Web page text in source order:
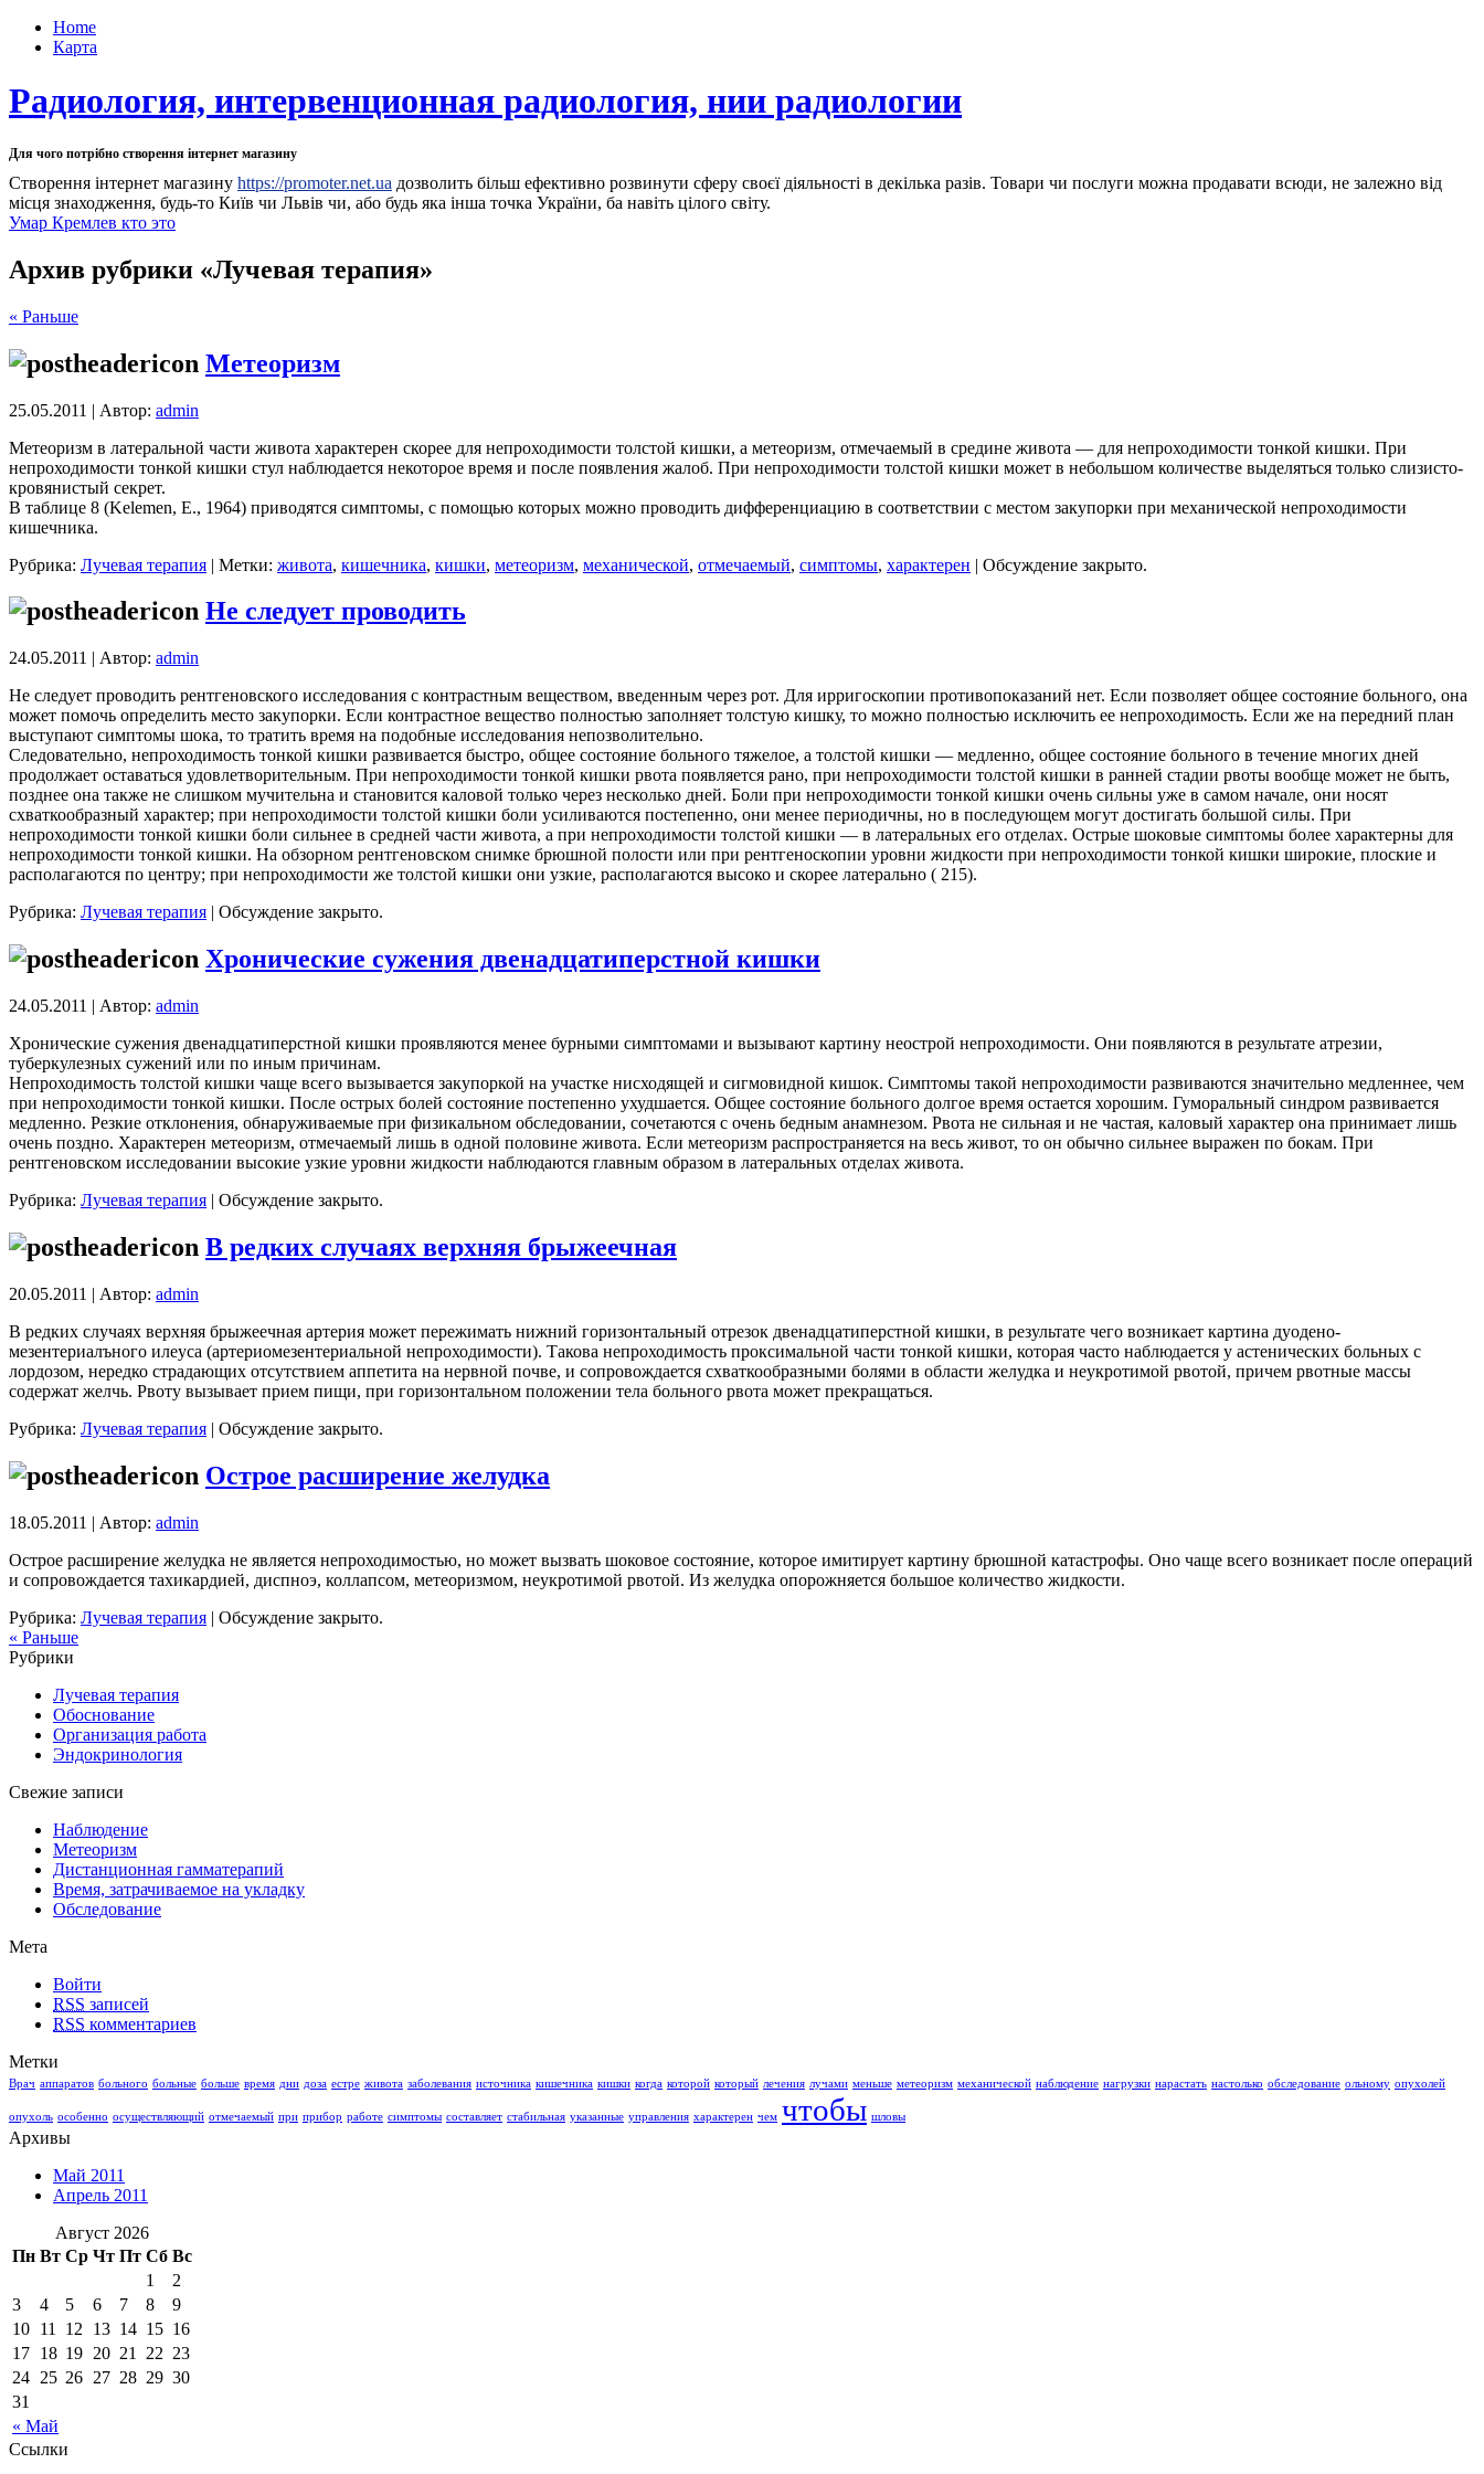
Home
Карта
Радиология, интервенционная радиология, нии радиологии
Для чого потрібно створення інтернет магазину
Створення інтернет магазину https://promoter.net.ua дозволить більш ефективно розвинути сферу своєї діяльності в декілька разів. Товари чи послуги можна продавати всюди, не залежно від
місця знаходження, будь-то Київ чи Львів чи, або будь яка інша точка України, ба навіть цілого світу.
Умар Кремлев кто это
Архив рубрики «Лучевая терапия»
« Раньше
Метеоризм
25.05.2011 | Автор: admin
Метеоризм в латеральной части живота характерен скорее для непроходимости толстой кишки, а метеоризм, отмечаемый в средине живота — для непроходимости тонкой кишки. При
непроходимости тонкой кишки стул наблюдается некоторое время и после появления жалоб. При непроходимости толстой кишки может в небольшом количестве выделяться только слизисто-
кровянистый секрет.
В таблице 8 (Kelemen, Е., 1964) приводятся симптомы, с помощью которых можно проводить дифференциацию в соответствии с местом закупорки при механической непроходимости
кишечника.
Рубрика: Лучевая терапия | Метки: живота, кишечника, кишки, метеоризм, механической, отмечаемый, симптомы, характерен | Обсуждение закрыто.
Не следует проводить
24.05.2011 | Автор: admin
Не следует проводить рентгеновского исследования с контрастным веществом, введенным через рот. Для ирригоскопии противопоказаний нет. Если позволяет общее состояние больного, она
может помочь определить место закупорки. Если контрастное вещество полностью заполняет толстую кишку, то можно полностью исключить ее непроходимость. Если же на передний план
выступают симптомы шока, то тратить время на подобные исследования непозволительно.
Следовательно, непроходимость тонкой кишки развивается быстро, общее состояние больного тяжелое, а толстой кишки — медленно, общее состояние больного в течение многих дней
продолжает оставаться удовлетворительным. При непроходимости тонкой кишки рвота появляется рано, при непроходимости толстой кишки в ранней стадии рвоты вообще может не быть,
позднее она также не слишком мучительна и становится каловой только через несколько дней. Боли при непроходимости тонкой кишки очень сильны уже в самом начале, они носят
схваткообразный характер; при непроходимости толстой кишки боли усиливаются постепенно, они менее периодичны, но в последующем могут достигать большой силы. При
непроходимости тонкой кишки боли сильнее в средней части живота, а при непроходимости толстой кишки — в латеральных его отделах. Острые шоковые симптомы более характерны для
непроходимости тонкой кишки. На обзорном рентгеновском снимке брюшной полости или при рентгеноскопии уровни жидкости при непроходимости тонкой кишки широкие, плоские и
располагаются по центру; при непроходимости же толстой кишки они узкие, располагаются высоко и скорее латерально ( 215).
Рубрика: Лучевая терапия | Обсуждение закрыто.
Хронические сужения двенадцатиперстной кишки
24.05.2011 | Автор: admin
Хронические сужения двенадцатиперстной кишки проявляются менее бурными симптомами и вызывают картину неострой непроходимости. Они появляются в результате атрезии,
туберкулезных сужений или по иным причинам.
Непроходимость толстой кишки чаще всего вызывается закупоркой на участке нисходящей и сигмовидной кишок. Симптомы такой непроходимости развиваются значительно медленнее, чем
при непроходимости тонкой кишки. После острых болей состояние постепенно ухудшается. Общее состояние больного долгое время остается хорошим. Гуморальный синдром развивается
медленно. Резкие отклонения, обнаруживаемые при физикальном обследовании, сочетаются с очень бедным анамнезом. Рвота не сильная и не частая, каловый характер она принимает лишь
очень поздно. Характерен метеоризм, отмечаемый лишь в одной половине живота. Если метеоризм распространяется на весь живот, то он обычно сильнее выражен по бокам. При
рентгеновском исследовании высокие узкие уровни жидкости наблюдаются главным образом в латеральных отделах живота.
Рубрика: Лучевая терапия | Обсуждение закрыто.
В редких случаях верхняя брыжеечная
20.05.2011 | Автор: admin
В редких случаях верхняя брыжеечная артерия может пережимать нижний горизонтальный отрезок двенадцатиперстной кишки, в результате чего возникает картина дуодено-
мезентериалъного илеуса (артериомезентериальной непроходимости). Такова непроходимость проксимальной части тонкой кишки, которая часто наблюдается у астенических больных с
лордозом, нередко страдающих отсутствием аппетита на нервной почве, и сопровождается схваткообразными болями в области желудка и неукротимой рвотой, причем рвотные массы
содержат желчь. Рвоту вызывает прием пищи, при горизонтальном положении тела больного рвота может прекращаться.
Рубрика: Лучевая терапия | Обсуждение закрыто.
Острое расширение желудка
18.05.2011 | Автор: admin
Острое расширение желудка не является непроходимостью, но может вызвать шоковое состояние, которое имитирует картину брюшной катастрофы. Оно чаще всего возникает после операций
и сопровождается тахикардией, диспноэ, коллапсом, метеоризмом, неукротимой рвотой. Из желудка опорожняется большое количество жидкости.
Рубрика: Лучевая терапия | Обсуждение закрыто.
« Раньше
Рубрики
Лучевая терапия
Обоснование
Организация работа
Эндокринология
Свежие записи
Наблюдение
Метеоризм
Дистанционная гамматерапий
Время, затрачиваемое на укладку
Обследование
Мета
Войти
RSS записей
RSS комментариев
Метки
Врач аппаратов больного больные больше время дни доза естре живота заболевания источника кишечника кишки когда которой который лечения лучами меньше метеоризм механической наблюдение нагрузки нарастать настолько обследование ольному опухолей
опухоль особенно осуществляющий отмечаемый при прибор работе симптомы составляет стабильная указанные управления характерен чем чтобы шловы
Архивы
Май 2011
Апрель 2011
Август 2026
Пн Вт Ср Чт Пт Сб Вс
« Май
1
2
3
4 5 6 7 8
9
10 11 12 13 14 15 16
17 18 19 20 21 22 23
24 25 26 27 28 29 30
31
Ссылки